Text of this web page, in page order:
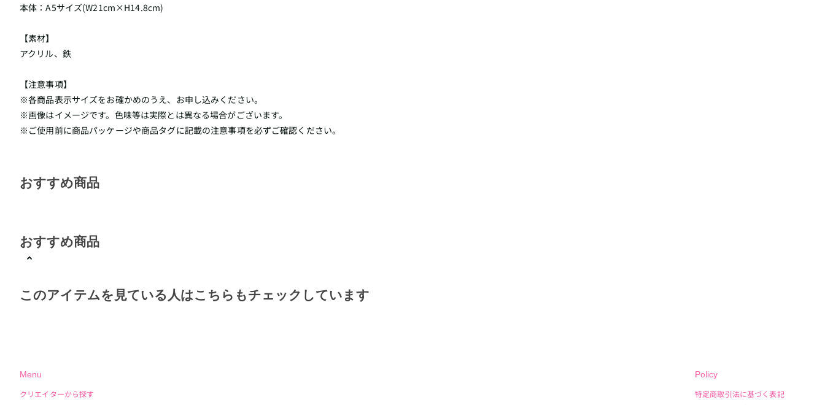
本体：A5サイズ(W21cm×H14.8cm)
【素材】
アクリル、鉄
【注意事項】
※各商品表示サイズをお確かめのうえ、お申し込みください。
※画像はイメージです。色味等は実際とは異なる場合がございます。
※ご使用前に商品パッケージや商品タグに記載の注意事項を必ずご確認ください。
おすすめ商品
おすすめ商品
このアイテムを見ている人はこちらもチェックしています
Menu
クリエイターから探す
Policy
特定商取引法に基づく表記